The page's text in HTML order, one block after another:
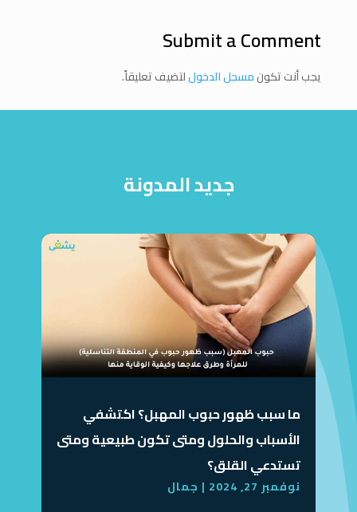
Submit a Comment
يجب أنت تكونمسجل الدخوللتضيف تعليقاً.
جديد المدونة
ما سبب ظهور حبوب المهبل؟ اكتشفي
الأسباب والحلول ومتى تكون طبيعية ومتى
تستدعي القلق؟
نوفمبر 27, 2024 | جمال